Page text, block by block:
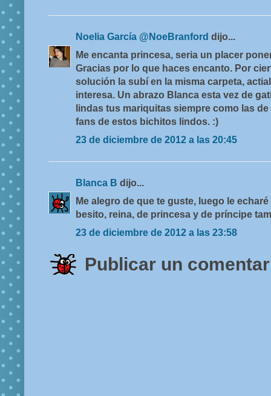
Noelia García @NoeBranford dijo...
Me encanta princesa, seria un placer
Gracias por lo que haces encanto. Por
solución la subí en la misma carpeta,
interesa. Un abrazo Blanca esta vez de
lindas tus mariquitas siempre como las
fans de estos bichitos lindos. :)
23 de diciembre de 2012 a las 20:45
Blanca B dijo...
Me alegro de que te guste, luego le
besito, reina, de princesa y de príncipe
23 de diciembre de 2012 a las 23:58
Publicar un